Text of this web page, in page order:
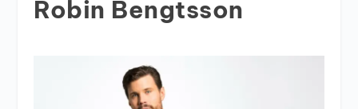
Robin Bengtsson